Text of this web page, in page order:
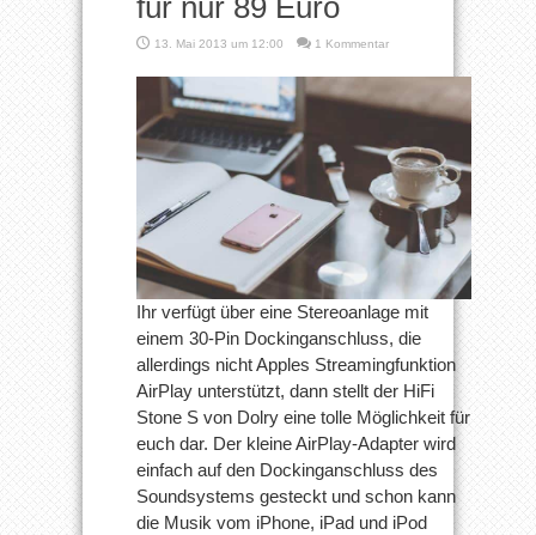
13. Mai 2013 um 12:00 1 Kommentar
Ihr verfügt über eine Stereoanlage mit
einem 30-Pin Dockinganschluss, die
allerdings nicht Apples Streamingfunktion
AirPlay unterstützt, dann stellt der HiFi
Stone S von Dolry eine tolle Möglichkeit für
euch dar. Der kleine AirPlay-Adapter wird
einfach auf den Dockinganschluss des
Soundsystems gesteckt und schon kann
die Musik vom iPhone, iPad und iPod